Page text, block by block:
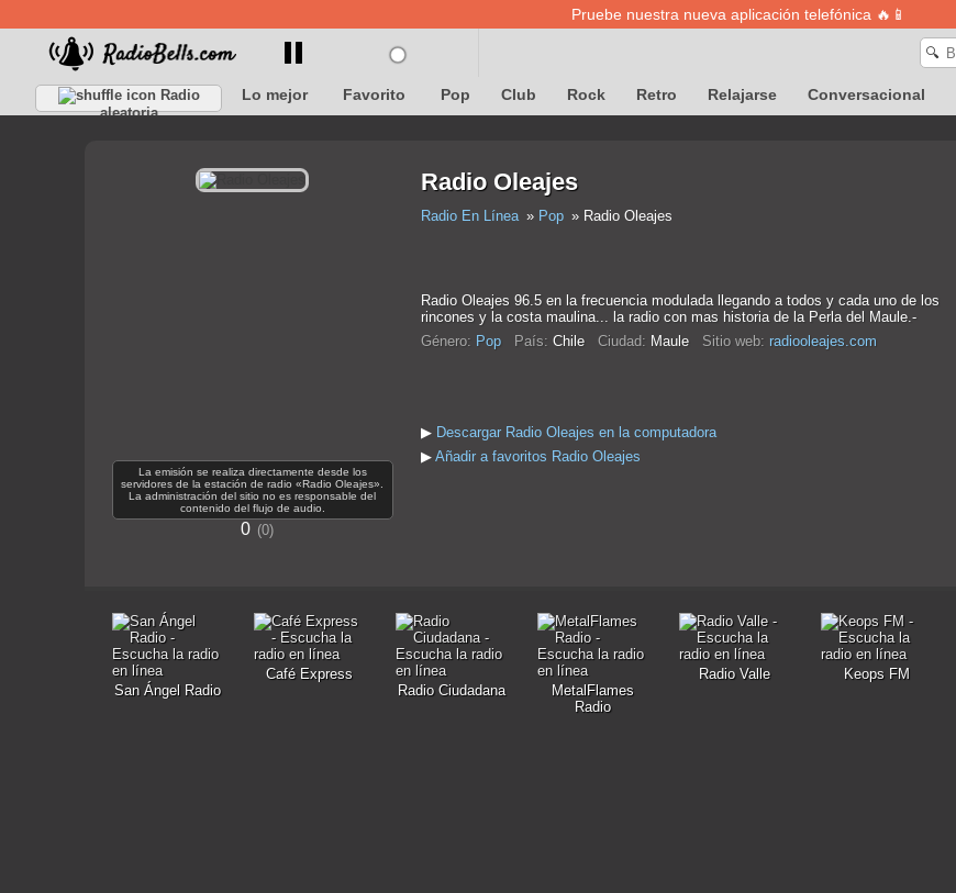
Pruebe nuestra nueva aplicación telefónica 🔥📱
🔍
Radio
aleatoria
Lo mejor Favorito Pop Club Rock Retro Relajarse Conversacional
La emisión se realiza directamente desde los
servidores de la estación de radio «Radio Oleajes».
La administración del sitio no es responsable del
contenido del flujo de audio.
0 0
Radio Oleajes
Radio En Línea Pop Radio Oleajes
Radio Oleajes 96.5 en la frecuencia modulada llegando a todos y cada uno de los
rincones y la costa maulina... la radio con mas historia de la Perla del Maule.-
Género: Pop País: Chile Ciudad: Maule Sitio web: radiooleajes.com
▶ Descargar Radio Oleajes en la computadora
▶ Añadir a favoritos Radio Oleajes
San Ángel Radio
Café Express
Radio Ciudadana
MetalFlames
Radio
Radio Valle
Keops FM